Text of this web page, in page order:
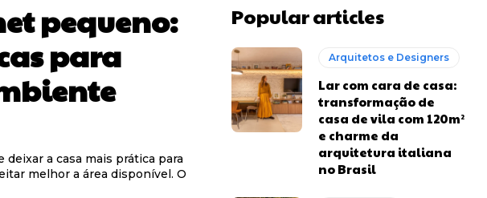
pequeno:
para
a casa mais prática para
melhor a área disponível. O
Popular articles
Arquitetos e Designers
Lar com cara de casa:
transformação de
casa de vila com 120m²
e charme da
arquitetura italiana
no Brasil